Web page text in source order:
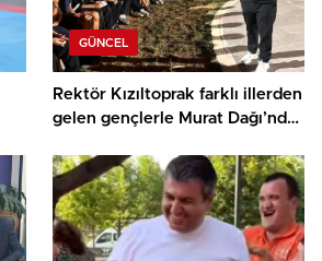
GÜNCEL
Rektör Kızıltoprak farklı illerden
gelen gençlerle Murat Dağı’nda